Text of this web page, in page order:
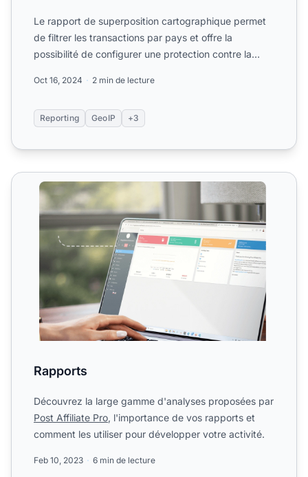
Le rapport de superposition cartographique permet
de filtrer les transactions par pays et offre la
possibilité de configurer une protection contre la
Oct 16, 2024 2 min de lecture
Reporting GeoIP +3
Rapports
Rapports
Découvrez la large gamme d'analyses proposées par
Post Affiliate Pro, l'importance de vos rapports et
comment les utiliser pour développer votre activité.
Feb 10, 2023 6 min de lecture